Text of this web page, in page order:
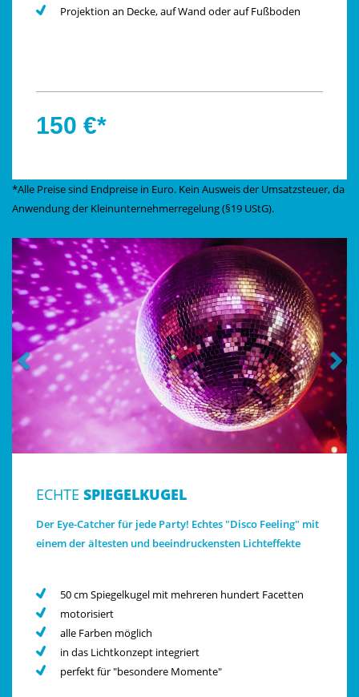
Projektion an Decke, auf Wand oder auf Fußboden
150 €*
ECHTE SPIEGELKUGEL
Der Eye-Catcher für jede Party! Echtes "Disco Feeling" mit
einem der ältesten und beeindruckensten Lichteffekte
50 cm Spiegelkugel mit mehreren hundert Facetten
motorisiert
alle Farben möglich
in das Lichtkonzept integriert
perfekt für "besondere Momente"
*Alle Preise sind Endpreise in Euro. Kein Ausweis der Umsatzsteuer, da
Anwendung der Kleinunternehmerregelung (§19 UStG).